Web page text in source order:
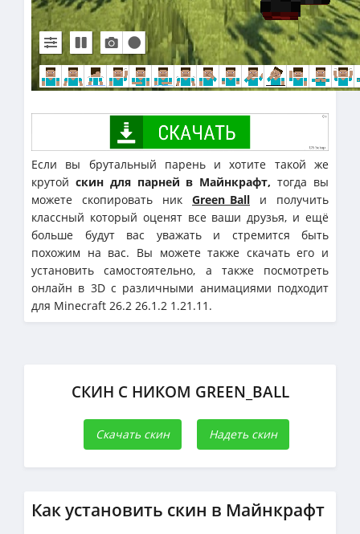
Если вы брутальный парень и хотите такой же
крутой скин для парней в Майнкрафт,тогда вы
можете скопировать ник Green_Ball и получить
классный который оценят все ваши друзья, и ещё
больше будут вас уважать и стремится быть
похожим на вас. Вы можете также скачать его и
установить самостоятельно, а также посмотреть
онлайн в 3D с различными анимациями подходит
для Minecraft 26.2 26.1.2 1.21.11.
СКИН С НИКОМ GREEN_BALL
Скачать скин Надеть скин
Как установить скин в Майнкрафт